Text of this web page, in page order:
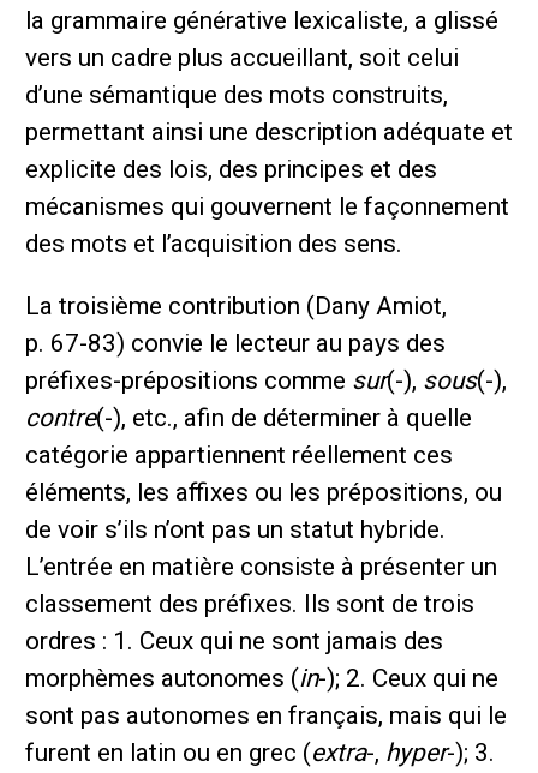
la grammaire générative lexicaliste, a glissé
vers un cadre plus accueillant, soit celui
d’une sémantique des mots construits,
permettant ainsi une description adéquate et
explicite des lois, des principes et des
mécanismes qui gouvernent le façonnement
des mots et l’acquisition des sens.
La troisième contribution (Dany Amiot,
p. 67-83) convie le lecteur au pays des
préfixes-prépositions comme sur(-), sous(-),
contre(-), etc., afin de déterminer à quelle
catégorie appartiennent réellement ces
éléments, les affixes ou les prépositions, ou
de voir s’ils n’ont pas un statut hybride.
L’entrée en matière consiste à présenter un
classement des préfixes. Ils sont de trois
ordres : 1. Ceux qui ne sont jamais des
morphèmes autonomes (in-); 2. Ceux qui ne
sont pas autonomes en français, mais qui le
furent en latin ou en grec (extra-, hyper-); 3.